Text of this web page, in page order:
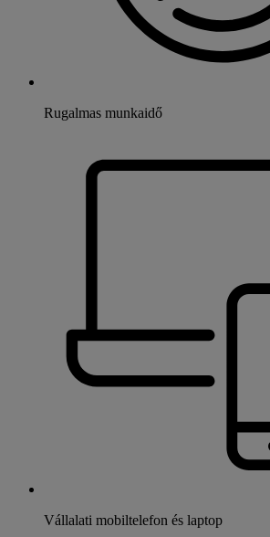
Rugalmas munkaidő
Vállalati mobiltelefon és laptop